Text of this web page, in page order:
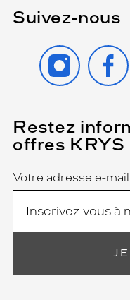
Suivez-nous
INSTAGRAM
Restez
offres KRYS
Name
Votre adresse e-mail
(Ce
champ
est